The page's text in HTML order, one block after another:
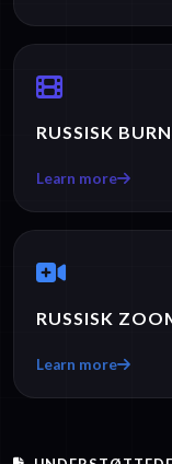
RUSSISK
Learn more
RUSSISK
Learn more